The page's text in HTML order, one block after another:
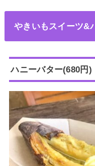
やきいもスイーツ&
ハニーバター(680円)